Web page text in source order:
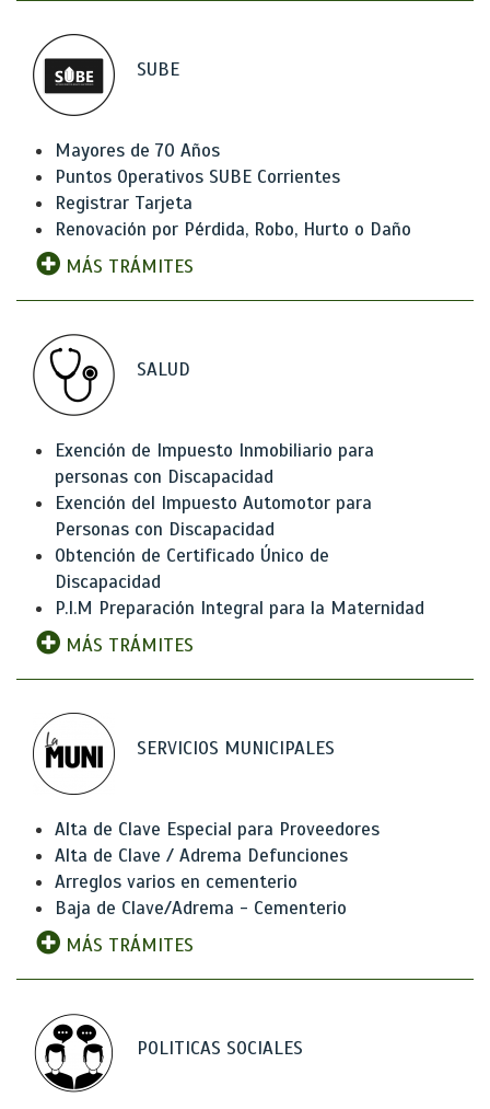
SUBE
Mayores de 70 Años
Puntos Operativos SUBE Corrientes
Registrar Tarjeta
Renovación por Pérdida, Robo, Hurto o Daño
MÁS TRÁMITES
SALUD
Exención de Impuesto Inmobiliario para
personas con Discapacidad
Exención del Impuesto Automotor para
Personas con Discapacidad
Obtención de Certificado Único de
Discapacidad
P.I.M Preparación Integral para la Maternidad
MÁS TRÁMITES
SERVICIOS MUNICIPALES
Alta de Clave Especial para Proveedores
Alta de Clave / Adrema Defunciones
Arreglos varios en cementerio
Baja de Clave/Adrema - Cementerio
MÁS TRÁMITES
POLITICAS SOCIALES